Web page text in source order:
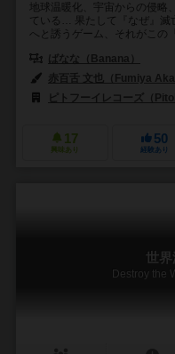
地球温暖化、宇宙からの侵
ている… 果たして『なぜ』滅
へと誘うゲーム、それがこの
ばなな（Banana）
赤百舌 文也（Fumiya
ピトフーイレコーズ（
17
興味あり
50
経験あり
世
Destroy the